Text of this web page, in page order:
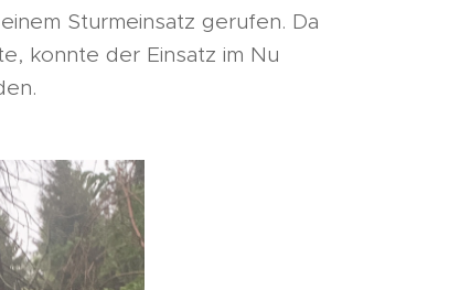
Sturmeinsatz gerufen. Da
konnte der Einsatz im Nu